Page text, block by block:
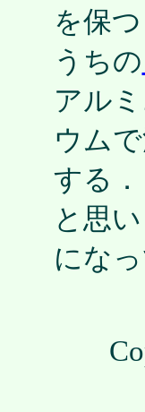
を保
うちの
アル
ウム
する
と思
にな